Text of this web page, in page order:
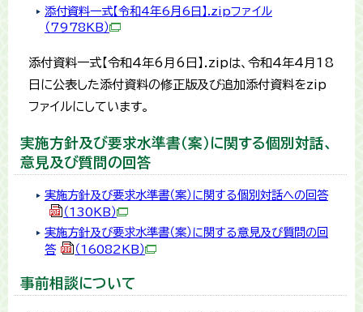
添付資料一式【令和4年6月6日】.zipファイル
（7978KB）
添付資料一式【令和4年6月6日】.zipは、令和4年4月18
日に公表した添付資料の修正版及び追加添付資料をzip
ファイルにしています。
実施方針及び要求水準書（案）に関する個別対話、
意見及び質問の回答
実施方針及び要求水準書（案）に関する個別対話への回答
（130KB）
実施方針及び要求水準書（案）に関する意見及び質問の回
答
（16082KB）
事前相談について